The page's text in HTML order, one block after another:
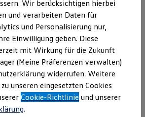
Fahrzeuge
Marktplatz
Sondermodelle
und Gebrauchtwagen
Zertifizierte Gebrauchtwagen
bei Gebrauchtwagen
Sie Modelle, die perfekt zu
Wir berücksichtigen hierbei
und verarbeiten Daten für
und Personalisierung nur,
Einwilligung geben. Diese
mit Wirkung für die Zukunft
(Meine Präferenzen verwalten)
widerrufen. Weitere
unseren eingesetzten Cookies
Cookie-Richtlinie und unserer
.